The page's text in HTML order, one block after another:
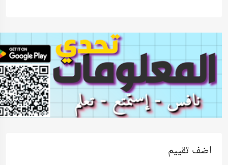
اضف تقييم